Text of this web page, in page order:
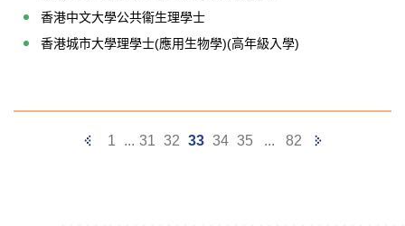
香港中文大學公共衞生理學士
香港城市大學理學士(應用生物學)(高年級入學)
Previous
1 ... 31 32 33 34 35 ... 82